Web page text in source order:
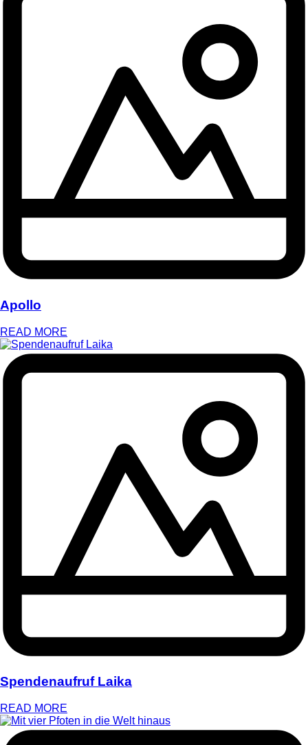
Apollo
READ MORE
Spendenaufruf Laika
READ MORE